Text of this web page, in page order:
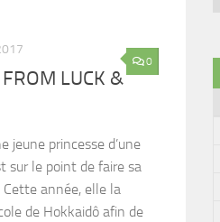
0
LUCK &
jeune princesse d’une
sur le point de faire sa
Cette année, elle la
de Hokkaidô afin de